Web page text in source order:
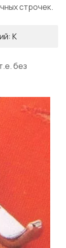
строчек.
K
без